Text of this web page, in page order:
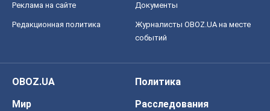
Реклама на сайте Документы
Редакционная политика
Журналисты OBOZ.UA на месте
событий
OBOZ.UA
Политика
Мир
Расследования